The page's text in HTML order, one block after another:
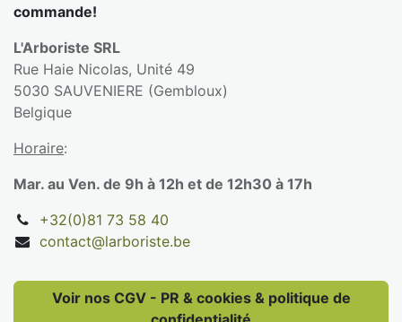
commande!
L'Arboriste SRL
Rue Haie Nicolas, Unité 49
5030 SAUVENIERE (Gembloux)
Belgique
Horaire:
Mar. au Ven. de 9h à 12h et de 12h30 à 17h
+32(0)81 73 58 40
contact@larboriste.be
Voir nos CGV - PR & cookies & politique de